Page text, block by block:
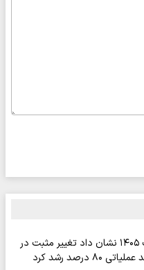
بررسی صورت‌های مالی ۳ ماهه نخست ۱۴۰۵ نشان داد تغییر مثبت در
رشد کرد